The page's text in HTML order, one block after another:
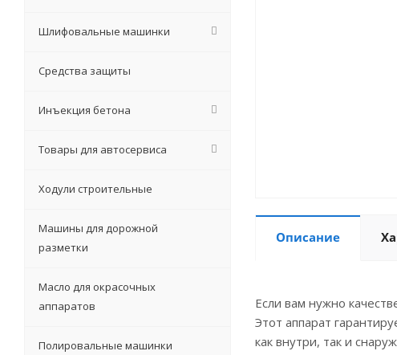
Описание
Если вам нужно
Этот аппарат
как внутри, так и
Шлифовальные машинки
Средства защиты
Инъекция бетона
Товары для автосервиса
Ходули строительные
Машины для дорожной
разметки
Масло для окрасочных
аппаратов
Полировальные машинки